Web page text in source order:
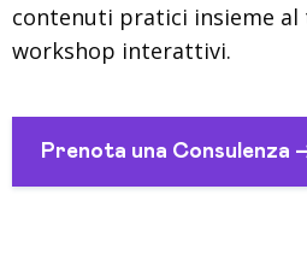
contenuti pratici insieme
workshop interattivi.
Prenota una Consulenza -